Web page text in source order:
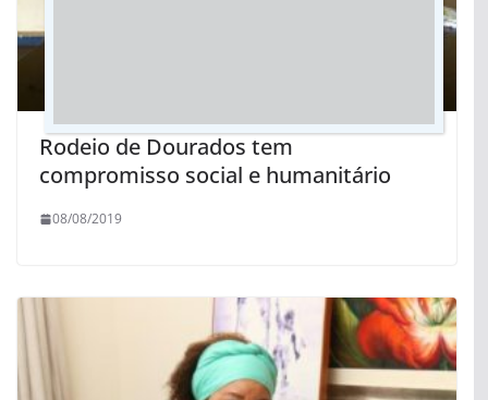
Rodeio de Dourados tem
compromisso social e humanitário
08/08/2019